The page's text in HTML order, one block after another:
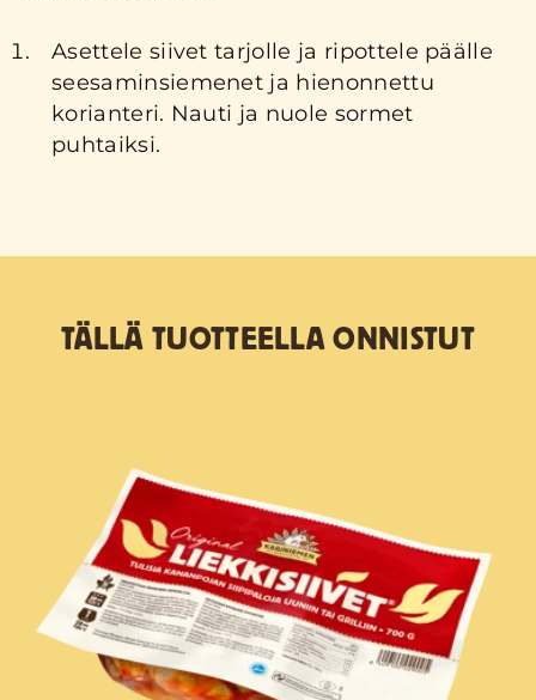
Asettele siivet tarjolle ja ripottele päälle
seesaminsiemenet ja hienonnettu
korianteri. Nauti ja nuole sormet
puhtaiksi.
TÄLLÄ TUOTTEELLA ONNISTUT